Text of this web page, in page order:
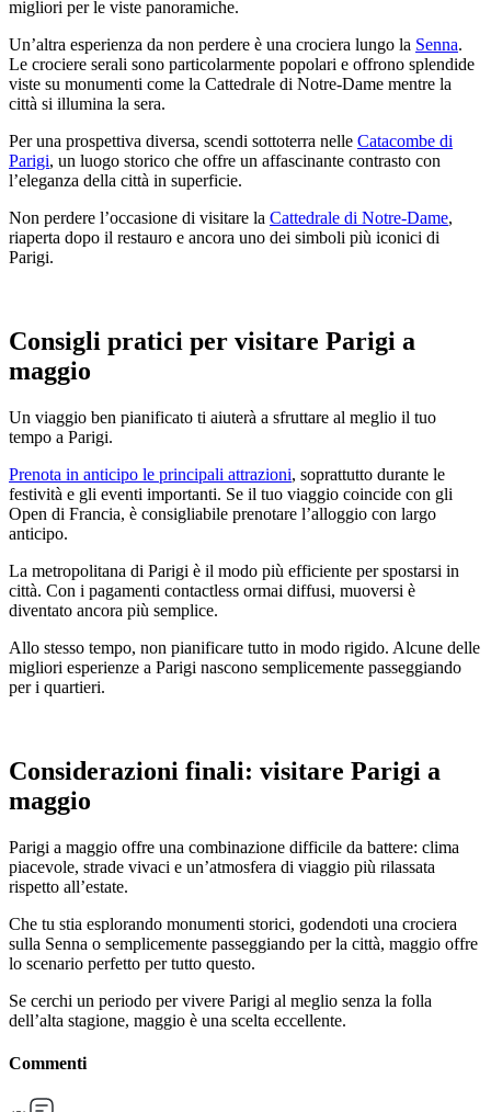
migliori per le viste panoramiche.
Un’altra esperienza da non perdere è una crociera lungo la Senna.
Le crociere serali sono particolarmente popolari e offrono splendide
viste su monumenti come la Cattedrale di Notre-Dame mentre la
città si illumina la sera.
Per una prospettiva diversa, scendi sottoterra nelle Catacombe di
Parigi, un luogo storico che offre un affascinante contrasto con
l’eleganza della città in superficie.
Non perdere l’occasione di visitare la Cattedrale di Notre-Dame,
riaperta dopo il restauro e ancora uno dei simboli più iconici di
Parigi.
Consigli pratici per visitare Parigi a
maggio
Un viaggio ben pianificato ti aiuterà a sfruttare al meglio il tuo
tempo a Parigi.
Prenota in anticipo le principali attrazioni, soprattutto durante le
festività e gli eventi importanti. Se il tuo viaggio coincide con gli
Open di Francia, è consigliabile prenotare l’alloggio con largo
anticipo.
La metropolitana di Parigi è il modo più efficiente per spostarsi in
città. Con i pagamenti contactless ormai diffusi, muoversi è
diventato ancora più semplice.
Allo stesso tempo, non pianificare tutto in modo rigido. Alcune delle
migliori esperienze a Parigi nascono semplicemente passeggiando
per i quartieri.
Considerazioni finali: visitare Parigi a
maggio
Parigi a maggio offre una combinazione difficile da battere: clima
piacevole, strade vivaci e un’atmosfera di viaggio più rilassata
rispetto all’estate.
Che tu stia esplorando monumenti storici, godendoti una crociera
sulla Senna o semplicemente passeggiando per la città, maggio offre
lo scenario perfetto per tutto questo.
Se cerchi un periodo per vivere Parigi al meglio senza la folla
dell’alta stagione, maggio è una scelta eccellente.
Commenti